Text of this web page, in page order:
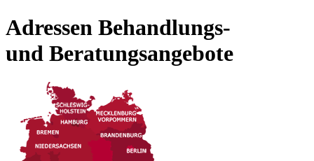
Adressen Behandlungs-
und Beratungsangebote